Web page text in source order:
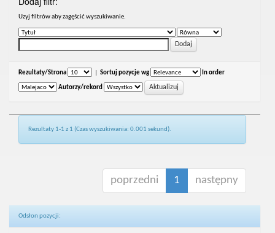
Uzyj filtrów aby zagęścić wyszukiwanie.
Rezultaty/Strona Sortuj pozycje wg In order
Autorzy/rekord
Rezultaty 1-1 z 1 (Czas wyszukiwania: 0.001 sekund).
poprzedni 1 następny
Odsłon pozycji: